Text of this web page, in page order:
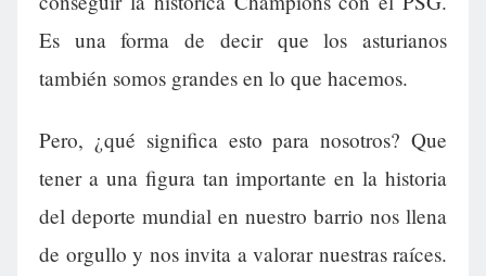
Es una forma de decir que los asturianos
también somos grandes en lo que hacemos.
Pero, ¿qué significa esto para nosotros? Que
tener a una figura tan importante en la historia
del deporte mundial en nuestro barrio nos llena
de orgullo y nos invita a valorar nuestras raíces.